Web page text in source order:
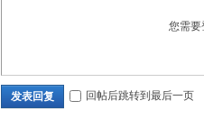
您需要
发表回复 回帖后跳转到最后一页